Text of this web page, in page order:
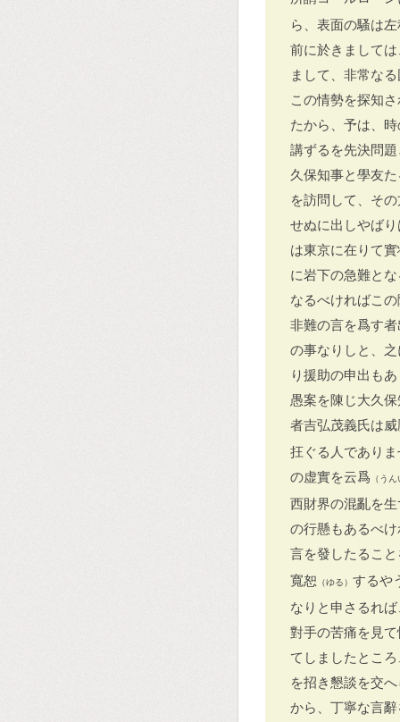
ら、表面の騷は
前に於きまして
まして、非常な
この情勢を探知
たから、予は、
講ずるを先決問
久保知事と學友
を訪問して、そ
せぬに出しやば
は東京に在りて
に岩下の急難と
なるべければこ
非難の言を爲す
の事なりしと、
り援助の申出も
愚案を陳じ大久
者吉弘茂義氏は威
抂ぐる人であり
の虚實を云爲 （う
西財界の混亂を
の行懸もあるべ
言を發したるこ
寬恕 （ゆる） するや
なりと申さるれ
對手の苦痛を見
てしましたとこ
を招き懇談を交
から、丁寧な言